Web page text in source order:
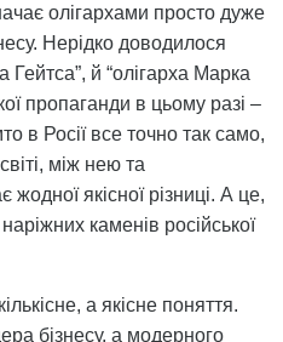
олігархами просто дуже
Нерідко доводилося
Гейтса”, й “олігарха Марка
пропаганди в цьому разі –
в Росії все точно так само,
між нею та
жодної якісної різниці. А це,
каменів російської
а якісне поняття.
бізнесу, а модерного